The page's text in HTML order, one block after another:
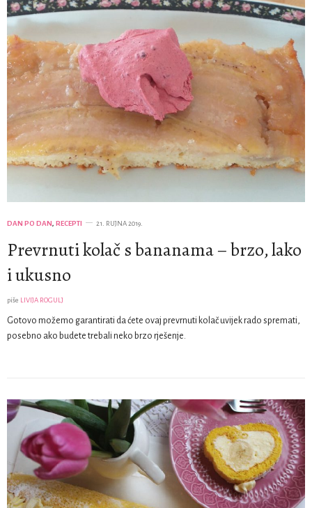
DAN PO DAN, RECEPTI 21. RUJNA 2019.
Prevrnuti kolač s bananama – brzo, lako
i ukusno
piše LIVIJA ROGULJ
Gotovo možemo garantirati da ćete ovaj prevrnuti kolač uvijek rado spremati,
posebno ako budete trebali neko brzo rješenje.